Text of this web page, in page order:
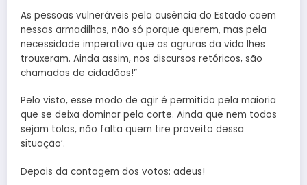
As pessoas vulneráveis pela ausência do Estado caem
nessas armadilhas, não só porque querem, mas pela
necessidade imperativa que as agruras da vida lhes
trouxeram. Ainda assim, nos discursos retóricos, são
chamadas de cidadãos!”
Pelo visto, esse modo de agir é permitido pela maioria
que se deixa dominar pela corte. Ainda que nem todos
sejam tolos, não falta quem tire proveito dessa
situação’.
Depois da contagem dos votos: adeus!